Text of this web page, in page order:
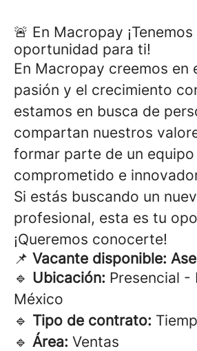
🚨 En Macropay
oportunidad para ti!
En Macropay creemos en
pasión y el crecimiento
estamos en busca de
compartan nuestros
formar parte de un
comprometido e
Si estás buscando un
profesional, esta es tu
¡Queremos conocerte!
📌 Vacante disponible:
🔹 Ubicación: Presencial -
México
🔹 Tipo de contrato:
🔹 Área: Ventas